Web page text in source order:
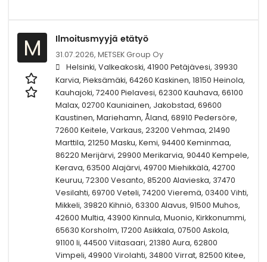
M Ilmoitusmyyjä etätyö
31.07.2026, METSEK Group Oy
Helsinki, Valkeakoski, 41900 Petäjävesi, 39930
Karvia, Pieksämäki, 64260 Kaskinen, 18150 Heinola,
Kauhajoki, 72400 Pielavesi, 62300 Kauhava, 66100
Malax, 02700 Kauniainen, Jakobstad, 69600
Kaustinen, Mariehamn, Åland, 68910 Pedersöre,
72600 Keitele, Varkaus, 23200 Vehmaa, 21490
Marttila, 21250 Masku, Kemi, 94400 Keminmaa,
86220 Merijärvi, 29900 Merikarvia, 90440 Kempele,
Kerava, 63500 Alajärvi, 49700 Miehikkälä, 42700
Keuruu, 72300 Vesanto, 85200 Alavieska, 37470
Vesilahti, 69700 Veteli, 74200 Vieremä, 03400 Vihti,
Mikkeli, 39820 Kihniö, 63300 Alavus, 91500 Muhos,
42600 Multia, 43900 Kinnula, Muonio, Kirkkonummi,
65630 Korsholm, 17200 Asikkala, 07500 Askola,
91100 Ii, 44500 Viitasaari, 21380 Aura, 62800
Vimpeli, 49900 Virolahti, 34800 Virrat, 82500 Kitee,